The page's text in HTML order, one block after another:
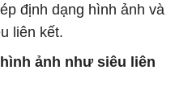
định dạng hình ảnh và
liên kết.
ảnh như siêu liên